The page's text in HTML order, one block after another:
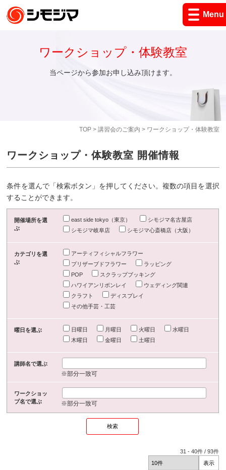
Menu
TOP> 講習会のご案内 > ワークショップ・体験教室
ワークショップ・体験教室
当ページから参加お申し込み頂けます。
ワークショップ・体験教室 開催情報
条件を選んで「検索ボタン」を押してください。複数の項目を選択
することができます。
開催場所を選
ぶ
east side tokyo（東京）
シモジマ名古屋店
シモジマ岐阜店
シモジマ心斎橋店（大阪）
カテゴリを選
ぶ
アーティフィシャルフラワー
プリザーブドフラワー
ラッピング
POP
スクラップブッキング
ハワイアンリボンレイ
ウェディング関連
クラフト
ディスプレイ
その他手芸・工芸
曜日を選ぶ 日曜日 月曜日 火曜日
水曜日
木曜日
金曜日 土曜日
講師名で選ぶ
※部分一致可
ワークショッ
プ名で選ぶ
※部分一致可
31 -40件 /93件